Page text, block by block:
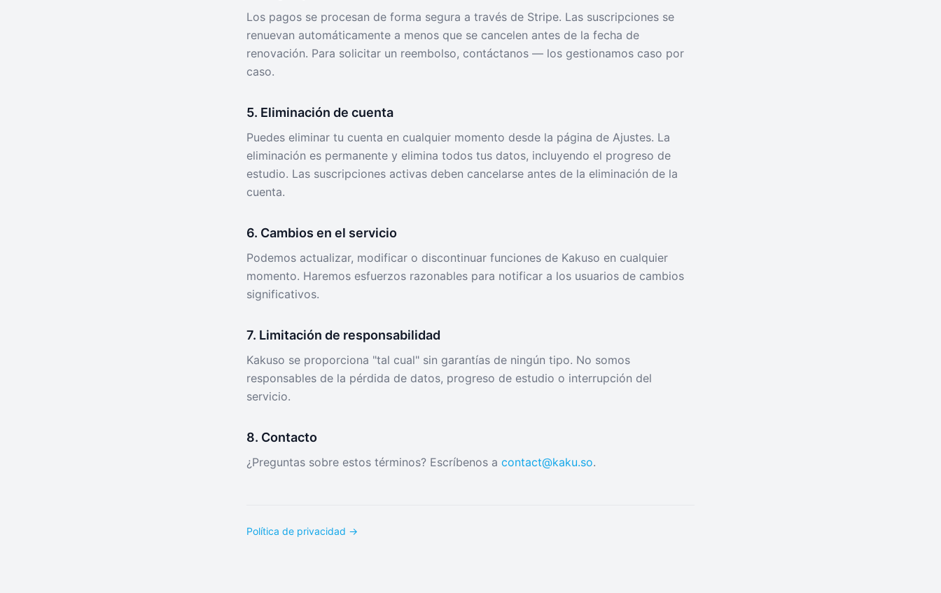
Los pagos se procesan de forma segura a través de Stripe. Las suscripciones se
renuevan automáticamente a menos que se cancelen antes de la fecha de
renovación. Para solicitar un reembolso, contáctanos — los gestionamos caso por
caso.
5. Eliminación de cuenta
Puedes eliminar tu cuenta en cualquier momento desde la página de Ajustes. La
eliminación es permanente y elimina todos tus datos, incluyendo el progreso de
estudio. Las suscripciones activas deben cancelarse antes de la eliminación de la
cuenta.
6. Cambios en el servicio
Podemos actualizar, modificar o discontinuar funciones de Kakuso en cualquier
momento. Haremos esfuerzos razonables para notificar a los usuarios de cambios
significativos.
7. Limitación de responsabilidad
Kakuso se proporciona "tal cual" sin garantías de ningún tipo. No somos
responsables de la pérdida de datos, progreso de estudio o interrupción del
servicio.
8. Contacto
¿Preguntas sobre estos términos? Escríbenos a contact@kaku.so.
Política de privacidad →